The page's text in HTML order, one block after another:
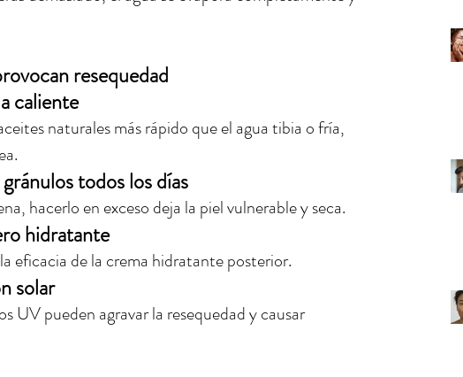
resequedad
caliente
naturales más rápido que el agua tibia o fría,
todos los días
hacerlo en exceso deja la piel vulnerable y seca.
hidratante
eficacia de la crema hidratante posterior.
solar
UV pueden agravar la resequedad y causar